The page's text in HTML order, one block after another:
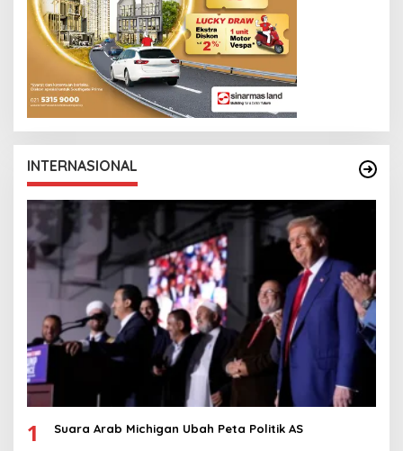
INTERNASIONAL
1 Suara Arab Michigan Ubah Peta Politik AS